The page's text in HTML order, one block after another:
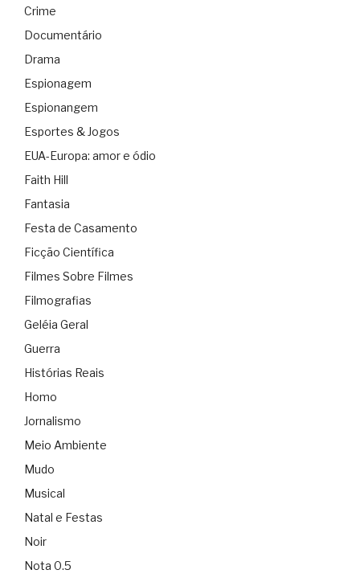
Crime
Documentário
Drama
Espionagem
Espionangem
Esportes & Jogos
EUA-Europa: amor e ódio
Faith Hill
Fantasia
Festa de Casamento
Ficção Científica
Filmes Sobre Filmes
Filmografias
Geléia Geral
Guerra
Histórias Reais
Homo
Jornalismo
Meio Ambiente
Mudo
Musical
Natal e Festas
Noir
Nota 0.5